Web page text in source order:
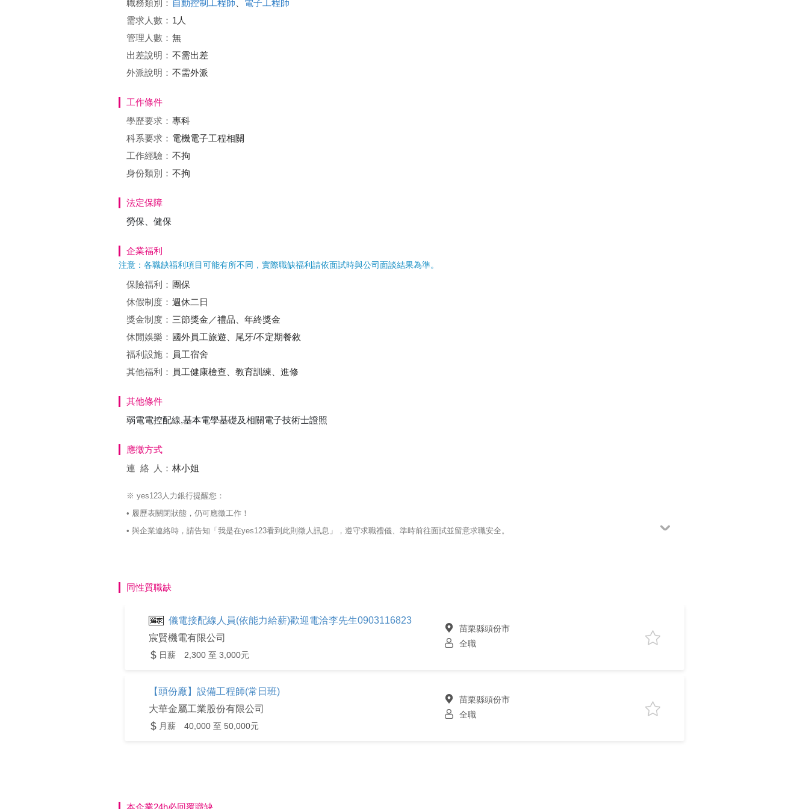
職務類別： 自動控制工程師
電子工程師
需求人數： 1人
管理人數： 無
出差說明： 不需出差
外派說明： 不需外派
工作條件
學歷要求： 專科
科系要求： 電機電子工程相關
工作經驗： 不拘
身份類別： 不拘
法定保障
勞保、健保
企業福利
注意：各職缺福利項目可能有所不同，實際職缺福利請依面試時與公司面談結果為準。
保險福利： 團保
休假制度： 週休二日
獎金制度： 三節獎金／禮品、年終獎金
休閒娛樂： 國外員工旅遊、尾牙/不定期餐敘
福利設施： 員工宿舍
其他福利： 員工健康檢查、教育訓練、進修
其他條件
弱電電控配線,基本電學基礎及相關電子技術士證照
應徵方式
連絡
人： 林小姐
※ yes123人力銀行提醒您：
• 履歷表關閉狀態，仍可應徵工作！
• 與企業連絡時，請告知「我是在yes123看到此則徵人訊息」，遵守求職禮儀、準時前往面試並留意求職安全。
同性質職缺
儀電接配線人員(依能力給薪)歡迎電洽李先生0903116823
宸賢機電有限公司
日薪 2,300 至 3,000元
苗栗縣頭份市
全職
【頭份廠】設備工程師(常日班)
大華金屬工業股份有限公司
月薪 40,000 至 50,000元
苗栗縣頭份市
全職
本企業24h必回覆職缺